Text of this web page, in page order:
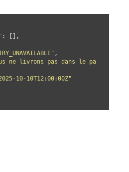
: [],
,
ne livrons pas dans le pa
10-10T12:00:00Z"